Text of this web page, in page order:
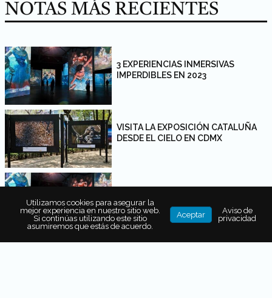
NOTAS MÁS RECIENTES
3 EXPERIENCIAS INMERSIVAS
IMPERDIBLES EN 2023
VISITA LA EXPOSICIÓN CATALUÑA
DESDE EL CIELO EN CDMX
CDMX QUE NO TE PUEDES PERDER
Utilizamos cookies para asegurar la
mejor experiencia en nuestro sitio web.
Si continúas utilizando este sitio
asumiremos que estás de acuerdo.
Aceptar
Aviso de
privacidad